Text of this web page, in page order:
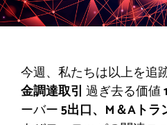
今週、私たちは以上を追
金調達取引 過ぎ去る価値
ーバー5出口、M＆Aト